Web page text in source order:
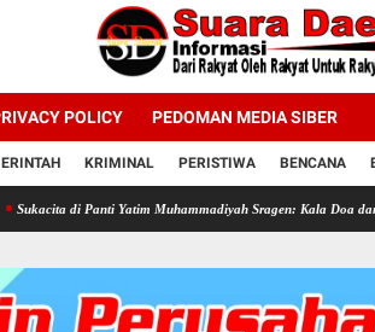
POLICY PEDOMAN MEDIA SIBER
KRIMINAL PERISTIWA BENCANA
Yatim Muhammadiyah Sragen: Kala Doa dan